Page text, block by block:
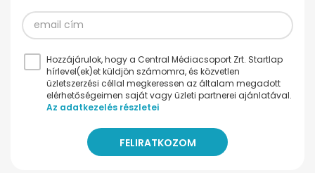
Hozzájárulok, hogy a Central Médiacsoport Zrt. Startlap
hírlevel(ek)et küldjön számomra, és közvetlen
üzletszerzési céllal megkeressen az általam megadott
elérhetőségeimen saját vagy üzleti partnerei ajánlatával.
Az adatkezelés részletei